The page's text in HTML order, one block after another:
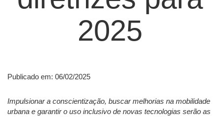
2025
Publicado em: 06/02/2025
Impulsionar a conscientização, buscar melhorias na mobilidade
urbana e garantir o uso inclusivo de novas tecnologias serão as